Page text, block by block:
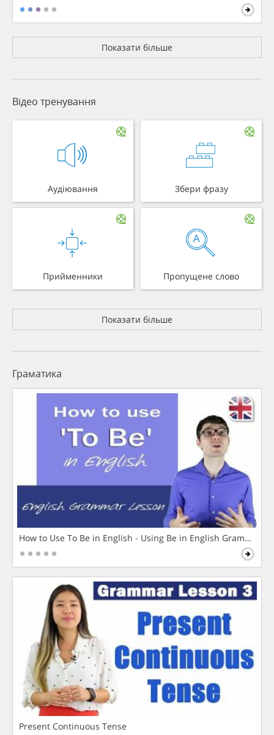
Показати більше
Відео тренування
Аудіювання Збери фразу
Прийменники Пропущене слово
Показати більше
Граматика
How to Use To Be in English - Using Be in English Grammar
Present Continuous Tense